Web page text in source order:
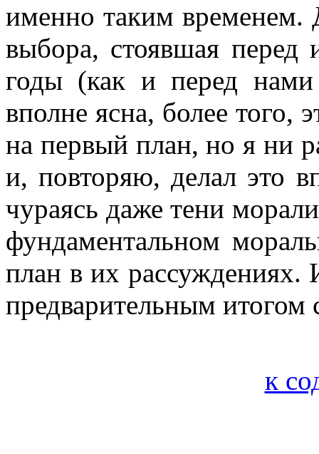
именно таким временем.
выбора, стоявшая
годы (как и перед
вполне ясна, более того,
на первый план, но я ни
и, повторяю, делал это
чураясь даже тени
фундаментальном
план в их
предварительным итогом
к